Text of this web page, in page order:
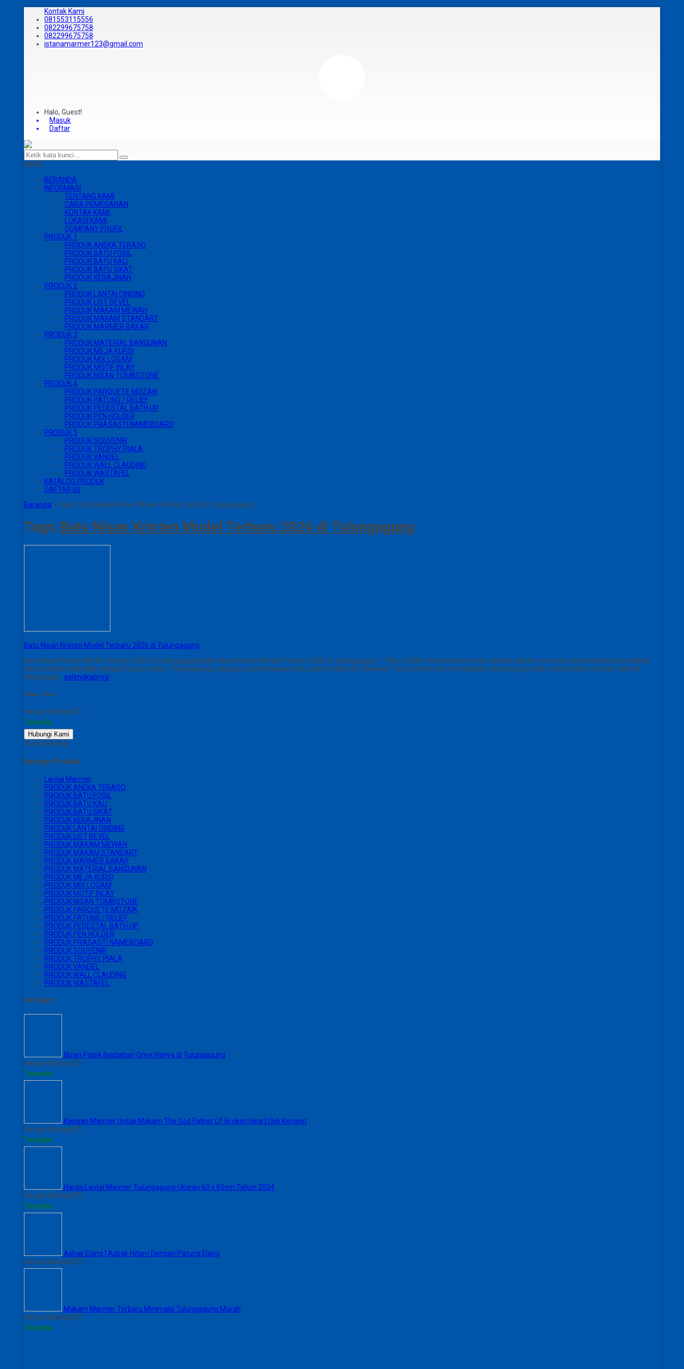
Kontak Kami
081553115556
082299675758
082299675758
istanamarmer123@gmail.com
Halo, Guest!
Masuk
Daftar
MENU
BERANDA
INFORMASI
TENTANG KAMI
CARA PEMESANAN
KONTAK KAMI
LOKASI KAMI
COMPANY PROFIL
PRODUK 1
PRODUK ANEKA TERASO
PRODUK BATU FOSIL
PRODUK BATU KALI
PRODUK BATU SIKAT
PRODUK KERAJINAN
PRODUK 2
PRODUK LANTAI DINDING
PRODUK LIST BEVEL
PRODUK MAKAM MEWAH
PRODUK MAKAM STANDART
PRODUK MARMER BAKAR
PRODUK 3
PRODUK MATERIAL BANGUNAN
PRODUK MEJA KURSI
PRODUK MIX LOGAM
PRODUK MOTIF INLAY
PRODUK NISAN TOMBSTONE
PRODUK 4
PRODUK PARQUETE MOZAIK
PRODUK PATUNG / RELIEF
PRODUK PEDESTAL BATH UP
PRODUK PEN HOLDER
PRODUK PRASASTI NAMEBOARD
PRODUK 5
PRODUK SOUVENIR
PRODUK TROPHY PIALA
PRODUK VANDEL
PRODUK WALL CLAUDING
PRODUK WASTAFEL
KATALOG PRODUK
DAFTAR ISI
Beranda » Tags "Batu Nisan Kristen Model Terbaru 2026 di Tulungagung"
Tags Batu Nisan Kristen Model Terbaru 2026 di Tulungagung
Batu Nisan Kristen Model Terbaru 2026 di Tulungagung
Batu Nisan Kristen Model Terbaru 2026 di Tulungagung Batu Nisan Kristen Model Terbaru 2026 di Tulungagung – Tahun 2026 membawa tren baru dalam desain memorial, dimana nilai personalitas
dan estetika minimalis menjadi fokus utama. Tulungagung, sebagai pusat kerajinan batu alam terbaik di Indonesia. Terus berinovasi menciptakan desain yang tidak hanya kokoh secara material,
tetapi juga… selengkapnya
Share This :
Harga Hubungi CS
Tersedia
Hubungi Kami
Tutup Sidebar
Kategori Produk
Lantai Marmer
PRODUK ANEKA TERASO
PRODUK BATU FOSIL
PRODUK BATU KALI
PRODUK BATU SIKAT
PRODUK KERAJINAN
PRODUK LANTAI DINDING
PRODUK LIST BEVEL
PRODUK MAKAM MEWAH
PRODUK MAKAM STANDART
PRODUK MARMER BAKAR
PRODUK MATERIAL BANGUNAN
PRODUK MEJA KURSI
PRODUK MIX LOGAM
PRODUK MOTIF INLAY
PRODUK NISAN TOMBSTONE
PRODUK PARQUETE MOZAIK
PRODUK PATUNG / RELIEF
PRODUK PEDESTAL BATH UP
PRODUK PEN HOLDER
PRODUK PRASASTI NAMEBOARD
PRODUK SOUVENIR
PRODUK TROPHY PIALA
PRODUK VANDEL
PRODUK WALL CLAUDING
PRODUK WASTAFEL
Hot Item!
Nisan Patok Berbahan Onyx Hanya di Tulungagung
Harga Hubungi CS
Tersedia
Kijingan Marmer Untuk Makam The God Father Of Broken Heart Didi Kempot
Harga Hubungi CS
Tersedia
Harga Lantai Marmer Tulungagung Ukuran 60 x 60cm Tahun 2024
Harga Hubungi CS
Tersedia
Asbak Elang | Asbak Hitam Dengan Patung Elang
Harga Hubungi CS
Makam Marmer Terbaru Minimalis Tulungagung Murah
Harga Hubungi CS
Tersedia